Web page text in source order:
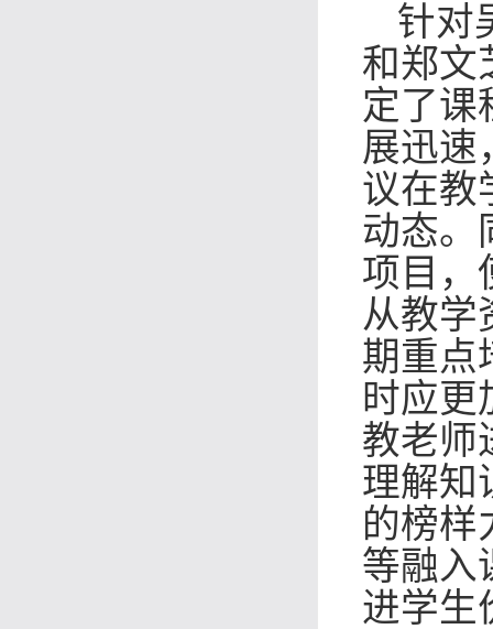
针对
和郑文
定了课
展迅速
议在教
动态。
项目，
从教学
期重点
时应更
教老师
理解知
的榜样
等融入
进学生